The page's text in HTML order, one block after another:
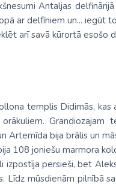
Antaljas
ar delfīniem un... iegūt
arī savā kūrortā esošo
templis Didimās,
orākuliem.
Artemīda bija brālis un
108 joniešu marmora
izpostīja persieši, bet
Līdz mūsdienām pilnībā